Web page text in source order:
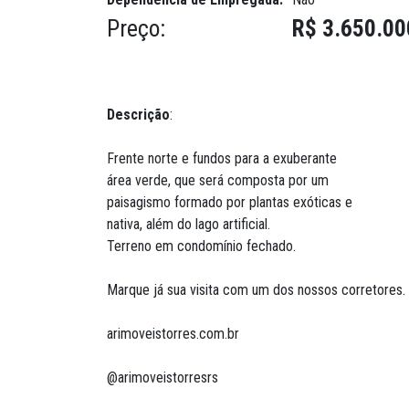
Preço: R$
Descrição:
Frente norte e fundos para a exuberante
área verde, que será composta por um
paisagismo formado por plantas exóticas e
nativa, além do lago artificial.
Terreno em condomínio fechado.
Marque já sua visita com um dos nossos corretores.
arimoveistorres.com.br
@arimoveistorresrs